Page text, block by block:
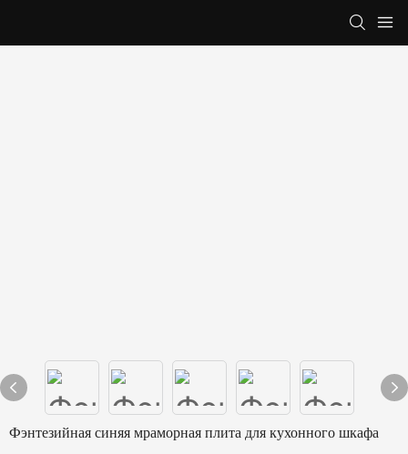
Фэнтезийная синяя мраморная плита для кухонного шкафа